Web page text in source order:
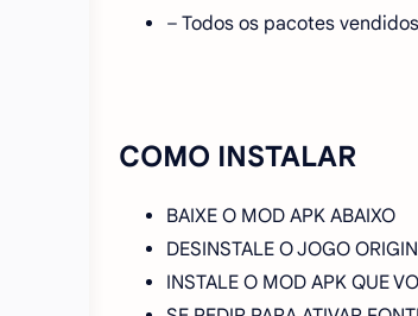
– Todos os pacotes
COMO INSTALAR
BAIXE O MOD APK ABAIXO
DESINSTALE O JOGO
INSTALE O MOD APK QUE